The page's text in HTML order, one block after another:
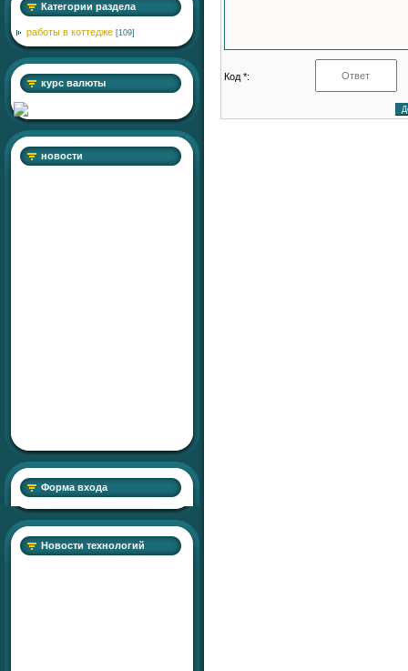
Категории раздела
работы в коттедже [109]
курс валюты
новости
Форма входа
Новости технологий
Код *: